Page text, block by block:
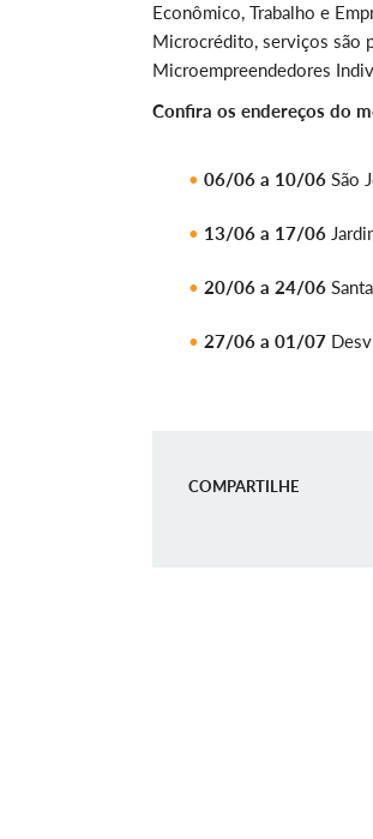
Econômico, Trabalho e
Microcrédito, serviços são
Microempreendedores
Confira os endereços do
06/06 a 10/06 São
13/06 a 17/06
20/06 a 24/06
27/06 a 01/07
COMPARTILHE